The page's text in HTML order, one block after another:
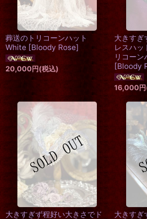
葬送のトリコーンハット
White [Bloody Rose]
20,000円(税込)
大きすぎ
レスハッ
リコー
[Bloody
16,000円
大きすぎず程好い大きさでド
大きすぎ